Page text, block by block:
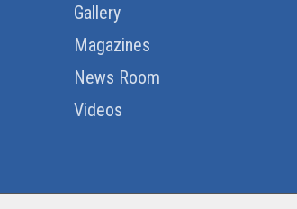
Gallery
Magazines
News Room
Videos